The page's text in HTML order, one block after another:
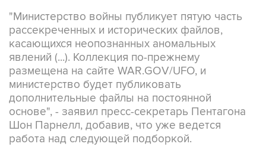
"Министерство войны публикует пятую часть
рассекреченных и исторических файлов,
касающихся неопознанных аномальных
явлений (...). Коллекция по-прежнему
размещена на сайте WAR.GOV/UFO, и
министерство будет публиковать
дополнительные файлы на постоянной
основе", - заявил пресс-секретарь Пентагона
Шон Парнелл, добавив, что уже ведется
работа над следующей подборкой.